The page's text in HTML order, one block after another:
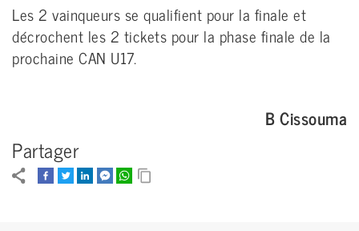
Les 2 vainqueurs se qualifient pour la finale et
décrochent les 2 tickets pour la phase finale de la
prochaine CAN U17.
B Cissouma
Partager